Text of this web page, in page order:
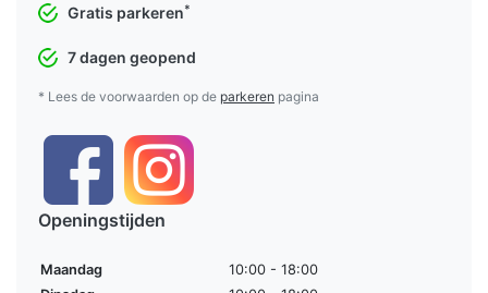
Gratis parkeren*
7 dagen geopend
* Lees de voorwaarden op de parkeren pagina
Openingstijden
Maandag
10:00 - 18:00